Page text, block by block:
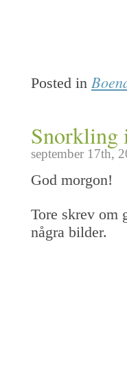
Posted in
Snorkling
september 17th,
God morgon!
Tore skrev om
några bilder.